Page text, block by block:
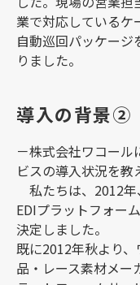
業で対応しているケ
自動巡回パッケージ
りました。
導入の背景②
－株式会社ワコール
ビスの導入状況を教
私たちは、2012年
EDIプラットフォー
決定しました。
既に2012年秋より
品・レース素材メー